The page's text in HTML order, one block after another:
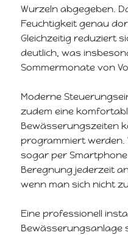
Wurzeln abgegeben.
Feuchtigkeit genau
Gleichzeitig reduziert
deutlich, was
Sommermonate von
Moderne
zudem eine
Bewässerungszeiten
programmiert werden.
sogar per
Beregnung jederzeit
wenn man sich nicht
Eine professionell
Bewässerungsanlage